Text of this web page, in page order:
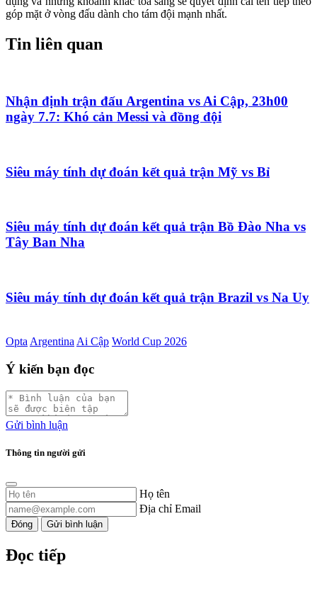
góp mặt ở vòng đấu dành cho tám đội mạnh nhất.
Tin liên quan
Nhận định trận đấu Argentina vs Ai Cập, 23h00
ngày 7.7: Khó cản Messi và đồng đội
Siêu máy tính dự đoán kết quả trận Mỹ vs Bỉ
Siêu máy tính dự đoán kết quả trận Bồ Đào Nha vs
Tây Ban Nha
Siêu máy tính dự đoán kết quả trận Brazil vs Na Uy
Opta Argentina Ai Cập World Cup 2026
Ý kiến bạn đọc
Gửi bình luận
Thông tin người gửi
Họ tên
Địa chỉ Email
Đóng Gửi bình luận
Đọc tiếp